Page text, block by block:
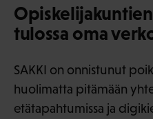
tulossa oma
SAKKI on onnistunut
huolimatta pitämään
etätapahtumissa ja